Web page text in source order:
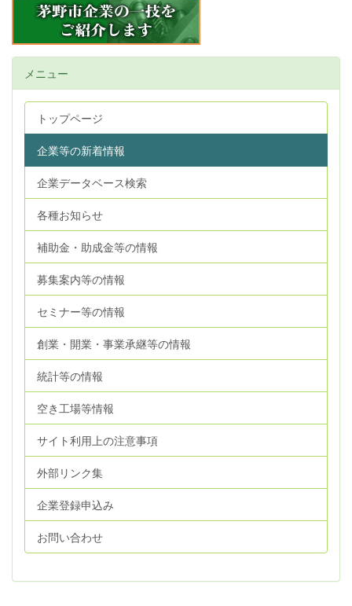
メニュー
トップページ
企業等の新着情報
企業データベース検索
各種お知らせ
補助金・助成金等の情報
募集案内等の情報
セミナー等の情報
創業・開業・事業承継等の情報
統計等の情報
空き工場等情報
サイト利用上の注意事項
外部リンク集
企業登録申込み
お問い合わせ